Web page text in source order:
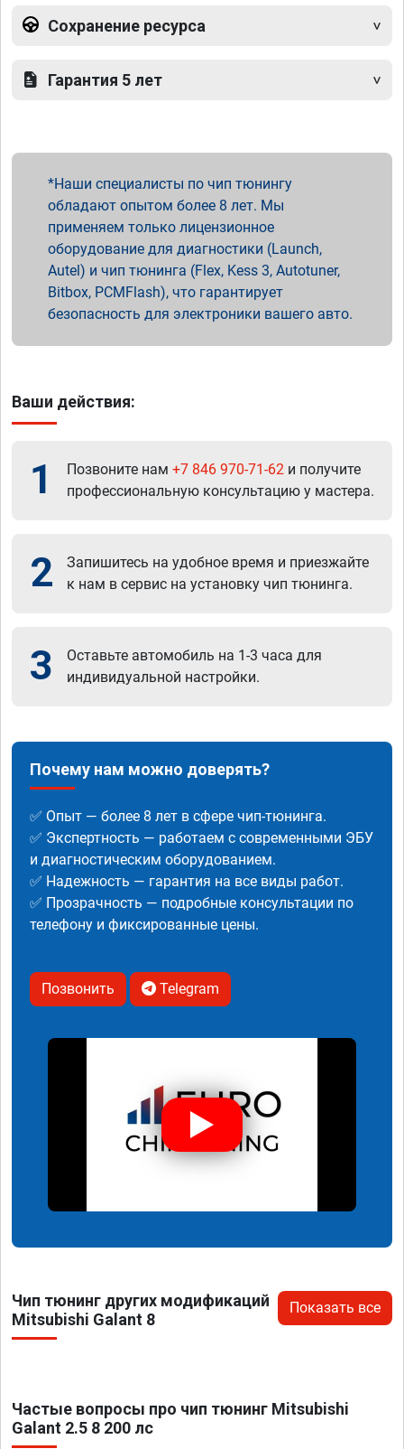
Сохранение ресурса
Гарантия 5 лет
Наши специалисты по чип тюнингу
обладают опытом более 8 лет. Мы
применяем только лицензионное
оборудование для диагностики (Launch,
Autel) и чип тюнинга (Flex, Kess 3, Autotuner,
Bitbox, PCMFlash), что гарантирует
безопасность для электроники вашего авто.
Ваши действия:
1 Позвоните нам +7 846 970-71-62 и получите
профессиональную консультацию у мастера.
2
Запишитесь на удобное время и приезжайте
к нам в сервис на установку чип тюнинга.
3
Оставьте автомобиль на 1-3 часа для
индивидуальной настройки.
Почему нам можно доверять?
✅ Опыт — более 8 лет в сфере чип-тюнинга.
✅ Экспертность — работаем с современными ЭБУ
и диагностическим оборудованием.
✅ Надежность — гарантия на все виды работ.
✅ Прозрачность — подробные консультации по
телефону и фиксированные цены.
Позвонить Telegram
Чип тюнинг других модификаций
Mitsubishi Galant 8
Показать все
Частые вопросы про чип тюнинг Mitsubishi
Galant 2.5 8 200 лс